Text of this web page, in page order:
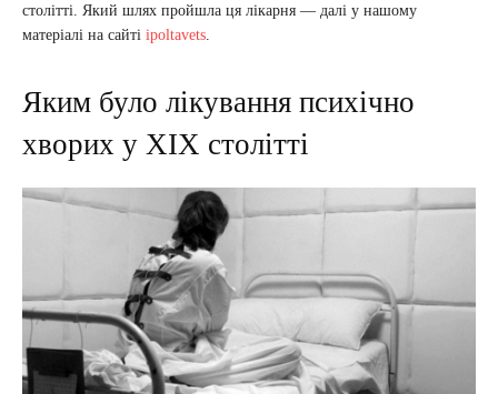
столітті. Який шлях пройшла ця лікарня — далі у нашому
матеріалі на сайті ipoltavets
Яким було лікування психічно
хворих у ХІХ столітті